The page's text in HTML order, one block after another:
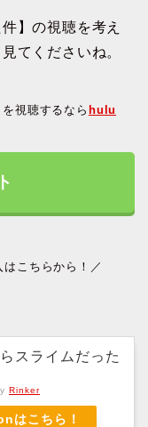
】の視聴を考え
てくださいね。
視聴するなら hulu
こちらから！／
スライムだった
Rinker
はこちら！